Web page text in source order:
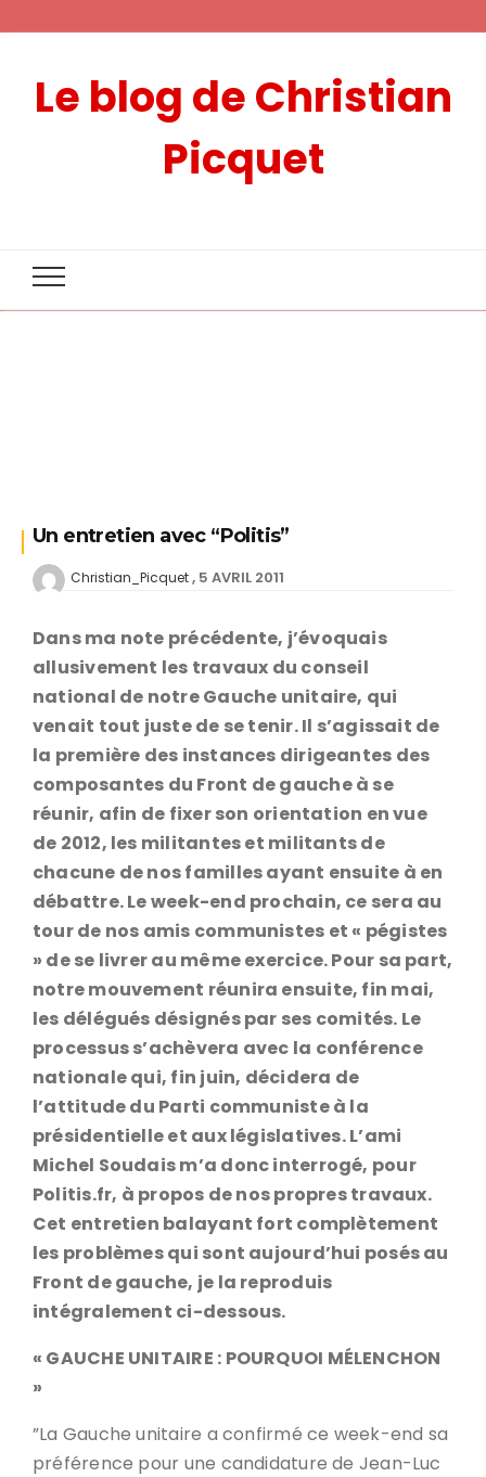
Le blog de Christian
Picquet
Un entretien avec “Politis”
Christian_Picquet 5 AVRIL 2011
Dans ma note précédente, j’évoquais
allusivement les travaux du conseil
national de notre Gauche unitaire, qui
venait tout juste de se tenir. Il s’agissait de
la première des instances dirigeantes des
composantes du Front de gauche à se
réunir, afin de fixer son orientation en vue
de 2012, les militantes et militants de
chacune de nos familles ayant ensuite à en
débattre. Le week-end prochain, ce sera au
tour de nos amis communistes et « pégistes
» de se livrer au même exercice. Pour sa part,
notre mouvement réunira ensuite, fin mai,
les délégués désignés par ses comités. Le
processus s’achèvera avec la conférence
nationale qui, fin juin, décidera de
l’attitude du Parti communiste à la
présidentielle et aux législatives. L’ami
Michel Soudais m’a donc interrogé, pour
Politis.fr, à propos de nos propres travaux.
Cet entretien balayant fort complètement
les problèmes qui sont aujourd’hui posés au
Front de gauche, je la reproduis
intégralement ci-dessous.
« GAUCHE UNITAIRE : POURQUOI MÉLENCHON
»
”La Gauche unitaire a confirmé ce week-end sa
préférence pour une candidature de Jean-Luc